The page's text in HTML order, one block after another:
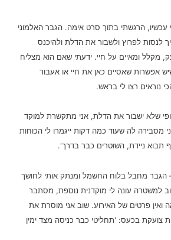
עכשיו, הרגשתי בתוך סרט אימה. הגבר האלמוני
לנסות לפרוץ ולשבור את הדלת ולהיכנס
מקלל ומאיים על חיי. ידעתי שאם הוא מצליח
אפשרות שאסיים כאן את חיי או אעבור
נוראים רצו לי בראש.
שלא ישבור את הדלת, אני מתקשרת למוקד
אני מסבירה לה שעוד כמה דקות ייגמרו לי הכוחות
תבוא ניידת, השוטרים כבר בדרך'.
הגבר מחבל בלוח החשמל ומנתק אותי לחושך
למשטרה עונה לי מוקדנית נוספת, מסתבר
פרטים של האירוע. שוב אני מוסרת את
צועקת בכעס: 'תחליטי כבר כניסה מצד ימין